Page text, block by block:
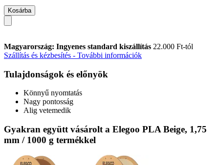
Kosárba
Magyarország: Ingyenes standard kiszállítás 22.000 Ft-tól
Szállítás és kézbesítés - További információk
Tulajdonságok és előnyök
Könnyű nyomtatás
Nagy pontosság
Alig vetemedik
Gyakran együtt vásárolt a Elegoo PLA Beige, 1,75
mm / 1000 g termékkel